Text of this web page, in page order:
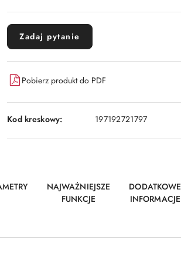
Zadaj pytanie
Pobierz produkt do PDF
Kod kreskowy: 197192721797
NAJWAŻNIEJSZE
FUNKCJE
DODATKOWE
INFORMACJE